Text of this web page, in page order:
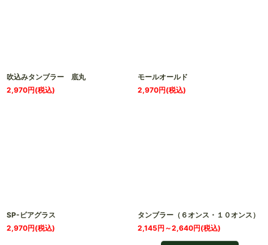
吹込みタンブラー 底丸
2,970円(税込)
モールオールド
2,970円(税込)
SP-ビアグラス
2,970円(税込)
タンブラー（６オンス・１０オンス）
2,145円 ～2,640円(税込)